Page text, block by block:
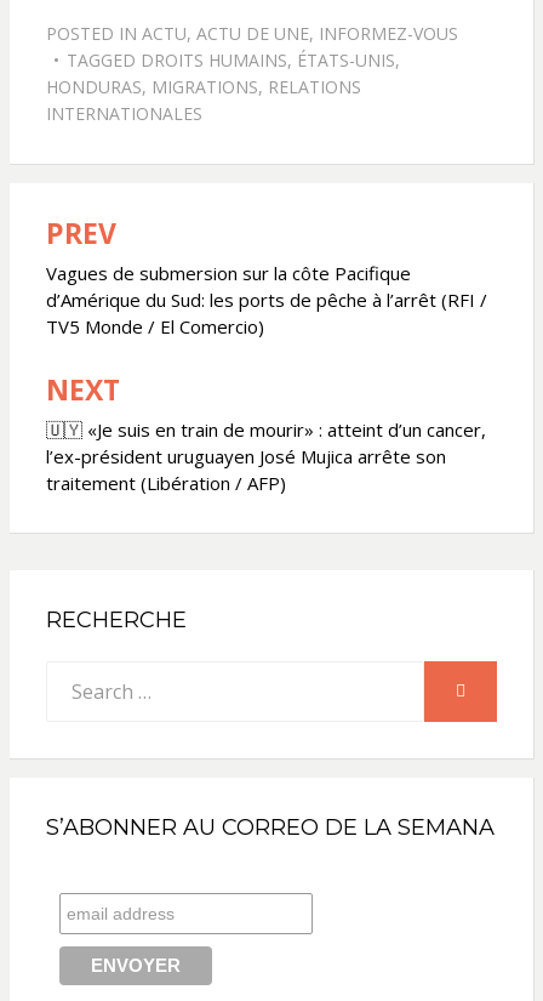
POSTED IN ACTU, ACTU DE UNE, INFORMEZ-VOUS
TAGGED DROITS HUMAINS, ÉTATS-UNIS,
HONDURAS, MIGRATIONS, RELATIONS
INTERNATIONALES
Navigation
de
l’article
PREV
Vagues de submersion sur la côte Pacifique
d’Amérique du Sud: les ports de pêche à l’arrêt (RFI /
TV5 Monde / El Comercio)
NEXT
🇺🇾 «Je suis en train de mourir» : atteint d’un cancer,
l’ex-président uruguayen José Mujica arrête son
traitement (Libération / AFP)
RECHERCHE
for:
SEARCH
S’ABONNER AU CORREO DE LA SEMANA